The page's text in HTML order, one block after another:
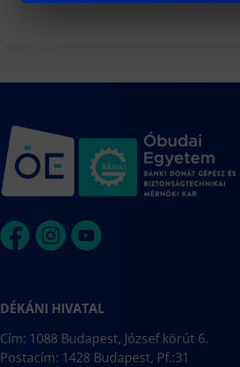
DÉKÁNI HIVATAL
Cím: 1088 Budapest, József körút 6.
Postacím: 1428 Budapest, Pf.:31